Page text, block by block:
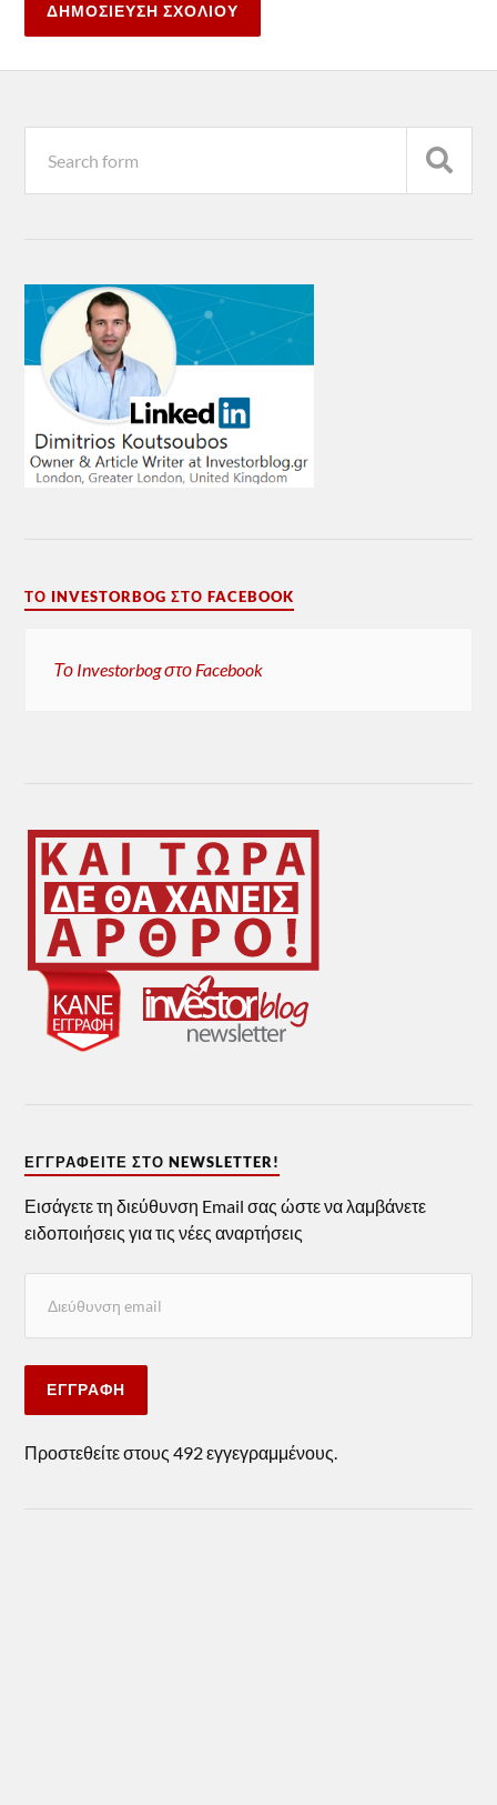
ΤΟ INVESTORBOG ΣΤΟ FACEBOOK
Το Investorbog στο Facebook
ΕΓΓΡΑΦΕΊΤΕ ΣΤΟ NEWSLETTER!
Εισάγετε τη διεύθυνση Email σας ώστε να λαμβάνετε
ειδοποιήσεις για τις νέες αναρτήσεις
ΕΓΓΡΑΦΉ
Προστεθείτε στους 492 εγγεγραμμένους.